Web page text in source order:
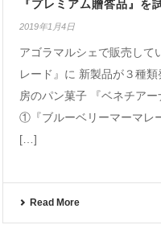
『プレミアム贈答品』を
2019年1月4日
アゴラマルシェで販売して
レード』に 新製品が３種
房のパン菓子 『ベネチアー
①『ブルーベリーマーマレ
[…]
Read More